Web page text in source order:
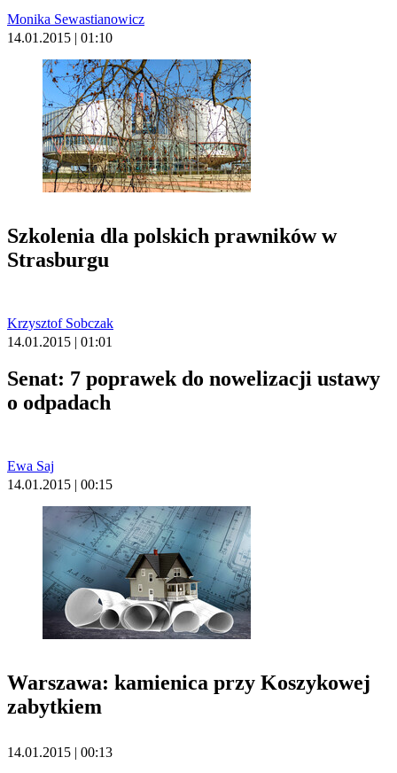
Monika Sewastianowicz
14.01.2015 | 01:10
Szkolenia dla polskich prawników w
Strasburgu
Krzysztof Sobczak
14.01.2015 | 01:01
Senat: 7 poprawek do nowelizacji ustawy
o odpadach
Ewa Saj
14.01.2015 | 00:15
Warszawa: kamienica przy Koszykowej
zabytkiem
14.01.2015 | 00:13